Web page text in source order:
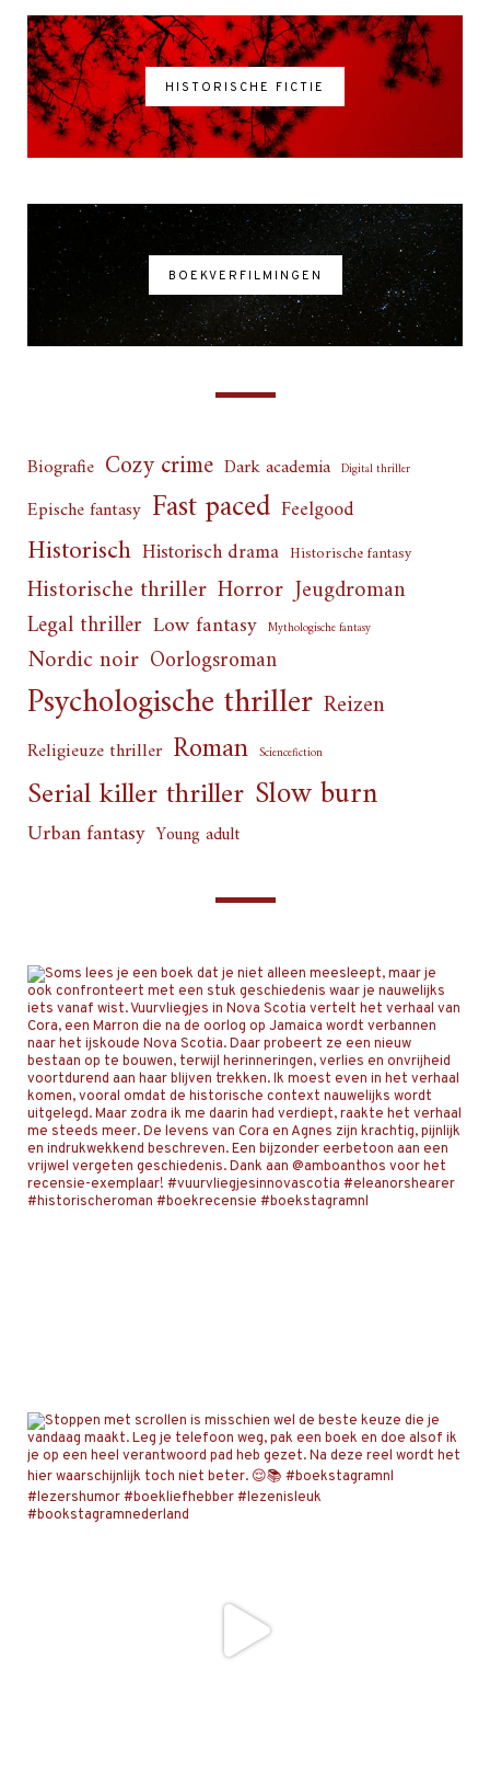
HISTORISCHE FICTIE
BOEKVERFILMINGEN
Biografie Cozy crime Dark academia Digital thriller
Epische fantasy Fast paced Feelgood
Historisch Historisch drama Historische fantasy
Historische thriller Horror Jeugdroman
Legal thriller Low fantasy Mythologische fantasy
Nordic noir Oorlogsroman
Psychologische thriller Reizen
Religieuze thriller Roman Sciencefiction
Serial killer thriller Slow burn
Urban fantasy Young adult